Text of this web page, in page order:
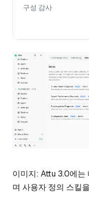
구성 감사
이미지: Attu 3.0에는
며 사용자 정의 스킬